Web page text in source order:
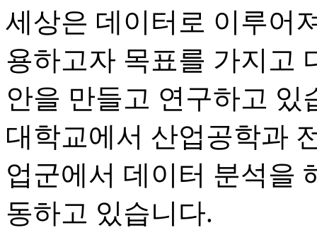
세상은 데이터로 이루어
용하고자 목표를 가지고
안을 만들고 연구하고
대학교에서 산업공학과
업군에서 데이터 분석을
동하고 있습니다.